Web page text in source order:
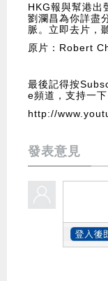
HKG報與幫港出
劉瀾昌為你詳盡
脈。立即去片，
原片：Robert
最後記得按
e頻道，支持一下
http://
發表意見